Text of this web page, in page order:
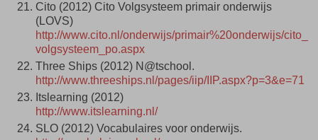
Cito (2012) Cito Volgsysteem primair onderwijs
(LOVS)
http://www.cito.nl/onderwijs/primair%20onderwijs/cito_
volgsysteem_po.aspx
Three Ships (2012) N@tschool.
http://www.threeships.nl/pages/iip/IIP.aspx?p=3&e=71
Itslearning (2012)
http://www.itslearning.nl/
SLO (2012) Vocabulaires voor onderwijs.